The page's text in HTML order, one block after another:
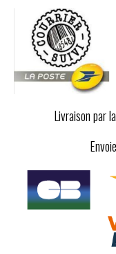
Livraison par